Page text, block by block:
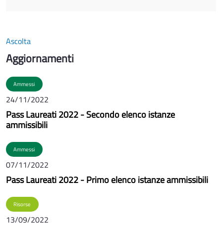
Ascolta
Aggiornamenti
Ammessi
24/11/2022
Pass Laureati 2022 - Secondo elenco istanze
ammissibili
Ammessi
07/11/2022
Pass Laureati 2022 - Primo elenco istanze ammissibili
Risorse
13/09/2022